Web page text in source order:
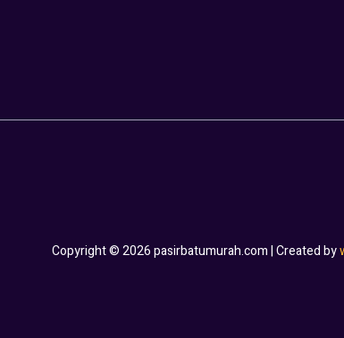
Copyright © 2026 pasirbatumurah.com | Created by